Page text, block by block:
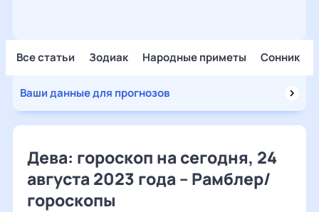
Все статьи Зодиак Народные приметы Сонник
Ваши данные для прогнозов
Дева: гороскоп на сегодня, 24
августа 2023 года – Рамблер/
гороскопы